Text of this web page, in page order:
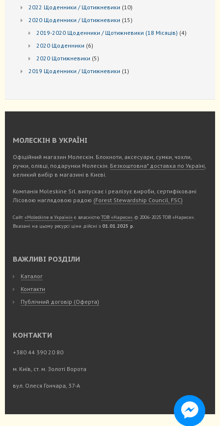
2022 Щоденники / Щотижневики 1010
2020 Щоденники / Щотижневики 1515
2019-2020 Щоденники / Щотижневики (18 Місяців) 44
2020 Щоденники 66
2020 Щотижневики 55
2019 Щоденники / Щотижневики 1 1
МОЛЕСКІН В УКРАЇНІ
Офіційний магазин Молескін. Блокноти, аксесуари, сумки, чохли,
ручки, олівці, подарунки Молескін. Безкоштовна* доставка по Україні
великий вибір в магазині в Києві.
Компанія Moleskine Srl. випускає і реалізує вироби, сертифіковані
Лісовою наглядовою радою (Forest Stewardship Council, FSC)
Сайт «Moleskine в Україні» є власністю ТОВ «Нариси» . © 2006-2025 ТОВ «Нариси».
Вказані на цьому ресурсі ціни дійсні з 01.01.2025 р.
ВАЖЛИВІ РОЗДІЛИ
Каталог
Контакти
Публічний договір (Оферта)
КОНТАКТИ
+380 44 390 20 80
м. Київ, ст. м. Золоті Ворота
вул. Олеся Гончара, 37-А